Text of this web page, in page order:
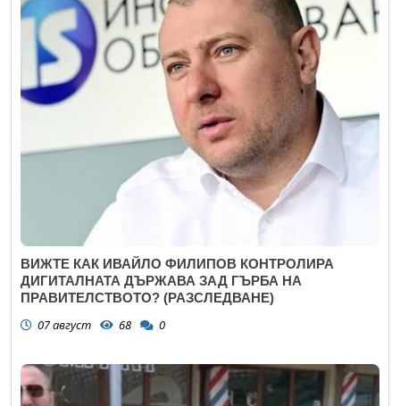
ВИЖТЕ КАК ИВАЙЛО ФИЛИПОВ КОНТРОЛИРА
ДИГИТАЛНАТА ДЪРЖАВА ЗАД ГЪРБА НА
ПРАВИТЕЛСТВОТО? (РАЗСЛЕДВАНЕ)
07 август 68 0